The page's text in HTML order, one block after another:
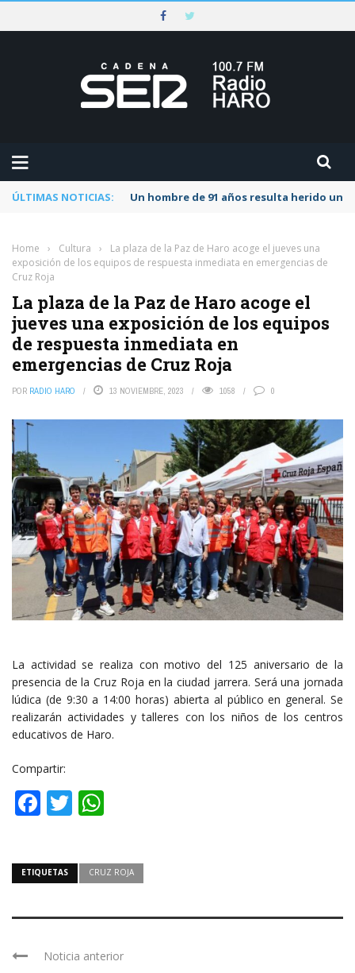
ÚLTIMAS NOTICIAS: Un hombre de 91 años resulta herido
Home › Cultura ›
La plaza de la Paz de Haro acoge el jueves una
exposición de los equipos de respuesta inmediata en emergencias de
Cruz Roja
La plaza de la Paz de Haro acoge el
jueves una exposición de los equipos
de respuesta inmediata en
emergencias de Cruz Roja
POR RADIO HARO 13 NOVIEMBRE, 2023 1058 0
La actividad se realiza con motivo del 125 aniversario de la
presencia de la Cruz Roja en la ciudad jarrera. Será una jornada
lúdica (de 9:30 a 14:00 horas) abierta al público en general. Se
realizarán actividades y talleres con los niños de los centros
educativos de Haro.
Compartir:
Facebook
Twitter
ETIQUETAS CRUZ ROJA
Noticia anterior